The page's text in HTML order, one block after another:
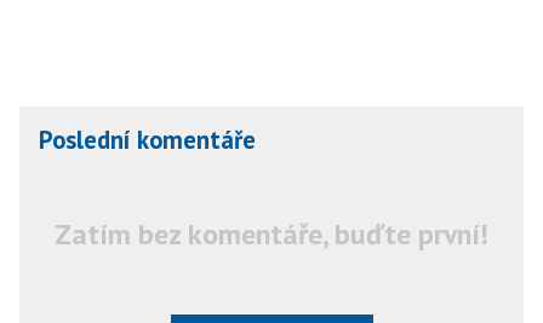
Poslední komentáře
Zatím bez komentáře, buďte první!